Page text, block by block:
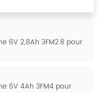
6V 2,8Ah 3FM2.8 pour
6V 4Ah 3FM4 pour